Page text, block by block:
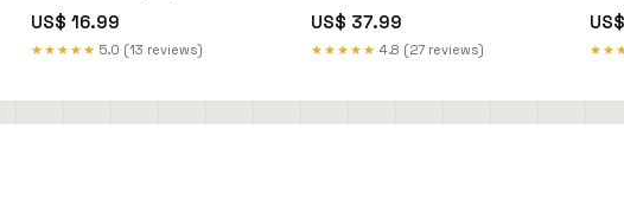
US$ 16.99
★★★★★ 5.0 (13 reviews)
Geschirrspüler
US$ 37.99
★★★★★ 4.8 (27 reviews)